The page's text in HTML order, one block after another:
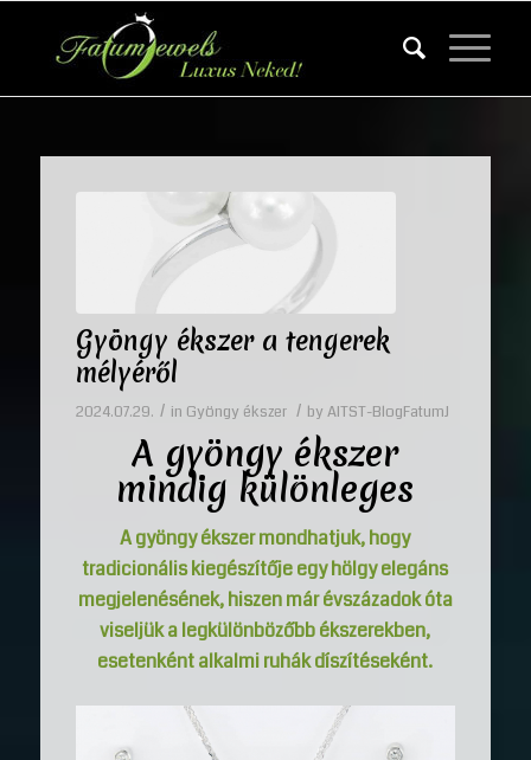
Gyöngy ékszer a tengerek
mélyéről
2024.07.29. / in Gyöngy ékszer / by AITST-BlogFatumJ
A gyöngy ékszer
mindig különleges
A gyöngy ékszer mondhatjuk, hogy
tradicionális kiegészítője egy hölgy elegáns
megjelenésének, hiszen már évszázadok óta
viseljük a legkülönbözőbb ékszerekben,
esetenként alkalmi ruhák díszítéseként.